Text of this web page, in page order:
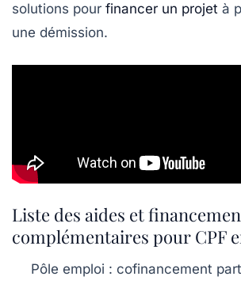
solutions pour financer un projet à
une démission.
Liste des aides et
complémentaires pour CPF
Pôle emploi : cofinancement